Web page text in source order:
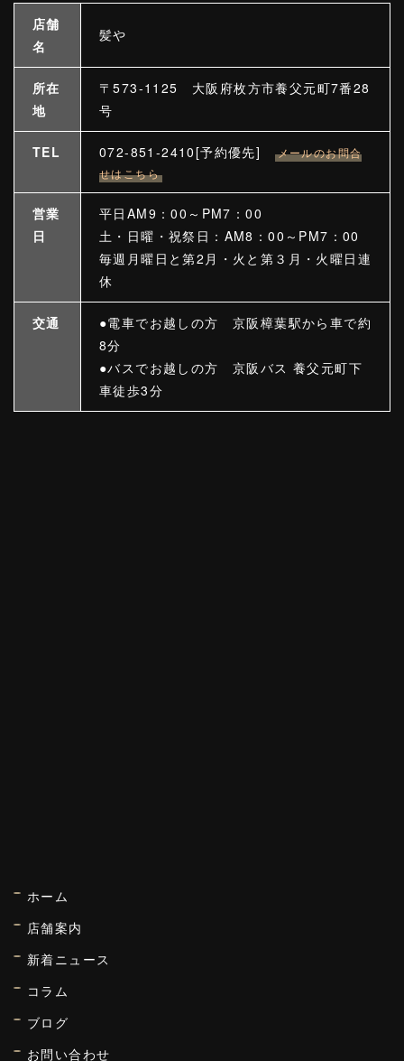
店舗
名
髪や
所在
地
〒573-1125 大阪府枚方市養父元町7番28
号
TEL 072-851-2410[予約優先]
メールのお問合
せはこちら
営業
日
平日AM9：00～PM7：00
土・日曜・祝祭日：AM8：00～PM7：00
毎週月曜日と第2月・火と第３月・火曜日連
休
交通
●電車でお越しの方 京阪樟葉駅から車で約
8分
●バスでお越しの方 京阪バス 養父元町下
車徒歩3分
ホーム
店舗案内
新着ニュース
コラム
ブログ
お問い合わせ